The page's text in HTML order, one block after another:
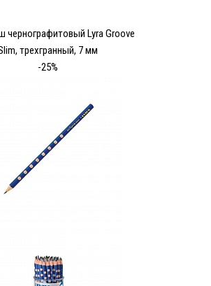
чернографитовый Lyra Groove
трехгранный, 7 мм
-25%